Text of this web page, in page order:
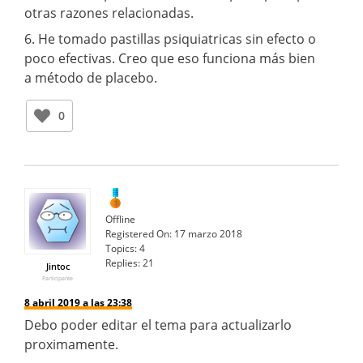
otras razones relacionadas.
6. He tomado pastillas psiquiatricas sin efecto o
poco efectivas. Creo que eso funciona más bien
a método de placebo.
0
Jintoc
Participante
Offline
Registered On: 17 marzo 2018
Topics:4
Replies:21
8 abril 2019 a las 23:38
Debo poder editar el tema para actualizarlo
proximamente.